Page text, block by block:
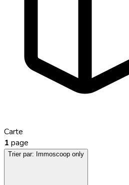
Carte
1 page
Trier par: Immoscoop only